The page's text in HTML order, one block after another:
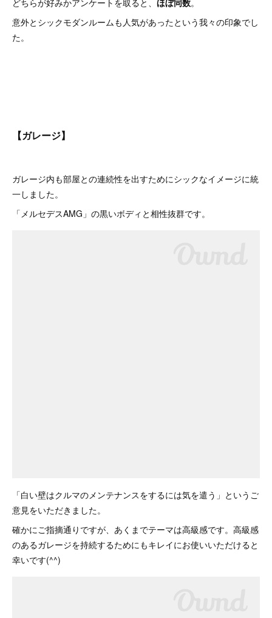
意外とシックモダンルームも人気があったという我々の印象でし
た。
【ガレージ】
ガレージ内も部屋との連続性を出すためにシックなイメージに統
一しました。
「メルセデスAMG」の黒いボディと相性抜群です。
「白い壁はクルマのメンテナンスをするには気を遣う」というご
意見をいただきました。
確かにご指摘通りですが、あくまでテーマは高級感です。高級感
のあるガレージを持続するためにもキレイにお使いいただけると
幸いです(^^)